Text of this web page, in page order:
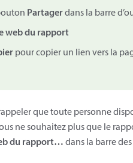
Partagerdans la barre
web du rapport
pour copier un lien vers la
que toute personne
ne souhaitez plus que le
du rapport… dans la barre